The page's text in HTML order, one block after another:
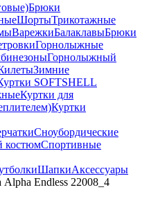
Брюки
ШортыТрикотажные
ВарежкиБалаклавыБрюки
Горнолыжные
Горнолыжный
Зимние
SOFTSHELL
Куртки для
Куртки
Сноубордические
костюмСпортивные
ШапкиАксессуары
Alpha Endless 22008_4